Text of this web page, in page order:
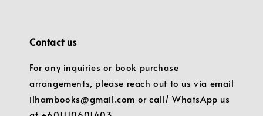
Contact us
For any inquiries or book purchase
arrangements, please reach out to us via email
ilhambooks@gmail.com or call/ WhatsApp us